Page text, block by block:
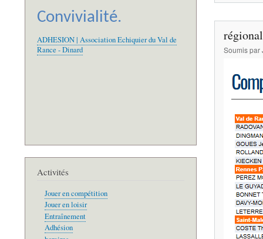
Soumis par
Convivialité.
ADHESION | Association Echiquier du Val de
Rance - Dinard
Activités
Jouer en compétition
Jouer en loisir
Entraînement
Adhésion